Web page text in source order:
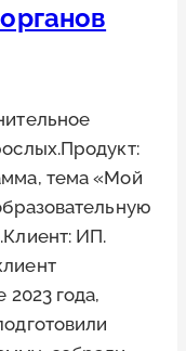
тема «Мой
ИП.
2023 года,